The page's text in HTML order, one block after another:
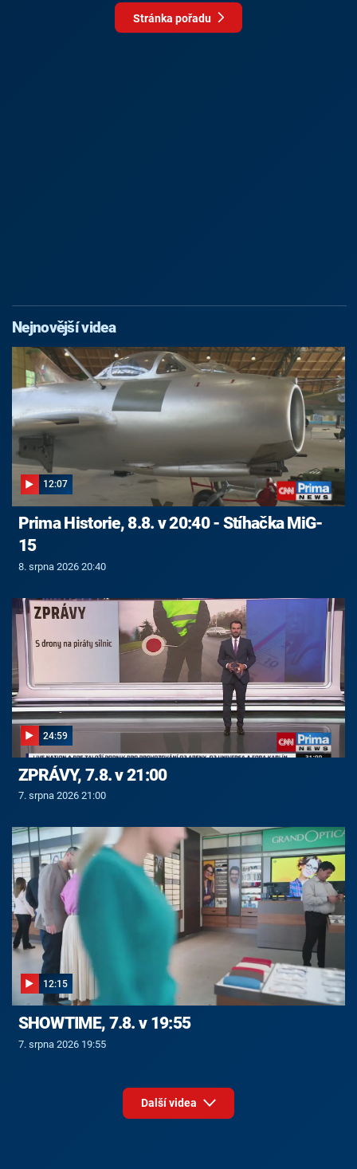
Stránka pořadu
Nejnovější videa
12:07
Prima Historie, 8.8. v 20:40 - Stíhačka MiG-
15
8. srpna 2026 20:40
24:59
ZPRÁVY, 7.8. v 21:00
7. srpna 2026 21:00
12:15
SHOWTIME, 7.8. v 19:55
7. srpna 2026 19:55
Další videa